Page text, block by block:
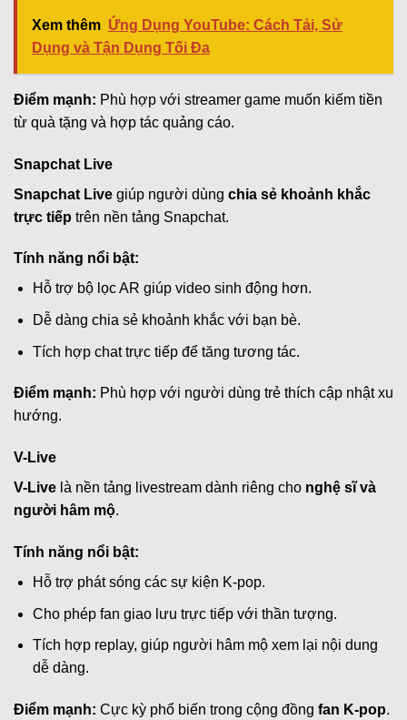
Xem thêm Ứng Dụng YouTube: Cách Tải, Sử
Dụng và Tận Dụng Tối Đa
Điểm mạnh: Phù hợp với streamer game muốn kiếm tiền
từ quà tặng và hợp tác quảng cáo.
Snapchat Live
Snapchat Live giúp người dùng chia sẻ khoảnh khắc
trực tiếp trên nền tảng Snapchat.
Tính năng nổi bật:
Hỗ trợ bộ lọc AR giúp video sinh động hơn.
Dễ dàng chia sẻ khoảnh khắc với bạn bè.
Tích hợp chat trực tiếp để tăng tương tác.
Điểm mạnh: Phù hợp với người dùng trẻ thích cập nhật xu
hướng.
V-Live
V-Live là nền tảng livestream dành riêng cho nghệ sĩ và
người hâm mộ.
Tính năng nổi bật:
Hỗ trợ phát sóng các sự kiện K-pop.
Cho phép fan giao lưu trực tiếp với thần tượng.
Tích hợp replay, giúp người hâm mộ xem lại nội dung
dễ dàng.
Điểm mạnh: Cực kỳ phổ biến trong cộng đồng fan K-pop.